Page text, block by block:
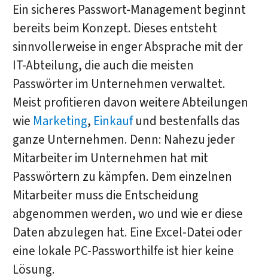
Ein sicheres Passwort-Management beginnt
bereits beim Konzept. Dieses entsteht
sinnvollerweise in enger Absprache mit der
IT-Abteilung, die auch die meisten
Passwörter im Unternehmen verwaltet.
Meist profitieren davon weitere Abteilungen
wie Marketing, Einkaufund bestenfalls das
ganze Unternehmen. Denn: Nahezu jeder
Mitarbeiter im Unternehmen hat mit
Passwörtern zu kämpfen. Dem einzelnen
Mitarbeiter muss die Entscheidung
abgenommen werden, wo und wie er diese
Daten abzulegen hat. Eine Excel-Datei oder
eine lokale PC-Passworthilfe ist hier keine
Lösung.